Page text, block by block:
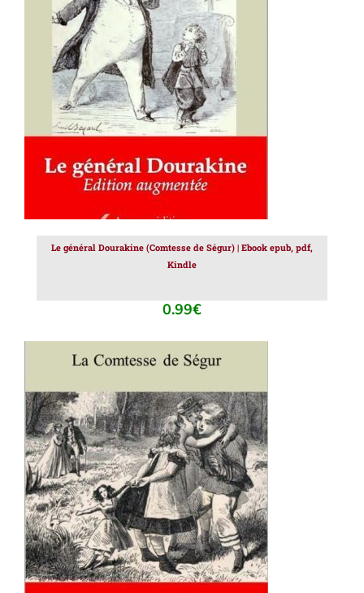
AJOUTER AU PANIER / DÉTAILS
Le général Dourakine (Comtesse de Ségur) | Ebook epub, pdf,
Kindle
0.99€
AJOUTER AU PANIER / DÉTAILS